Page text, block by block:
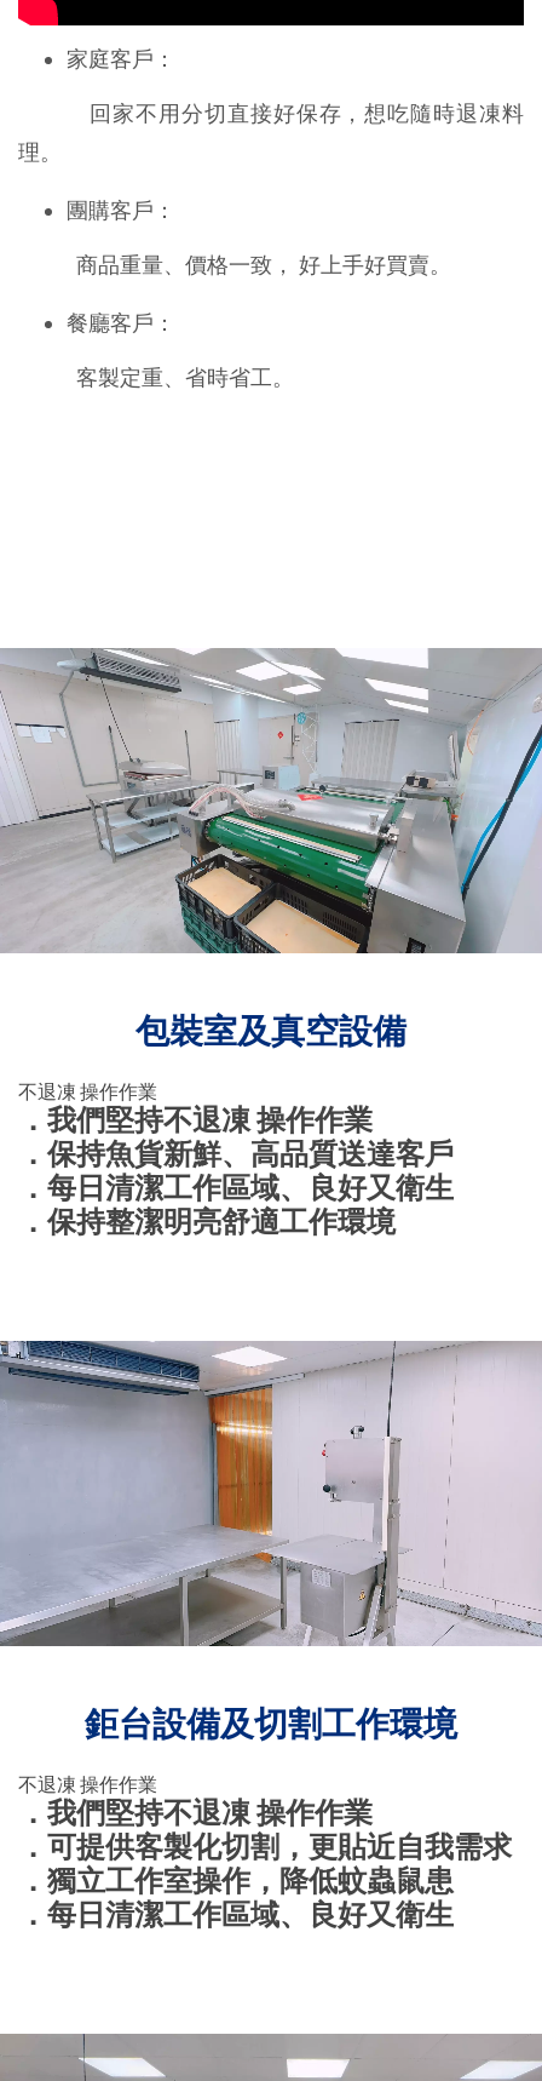
家庭客戶：
回家不用分切直接好保存，想吃隨時退凍料
理。
團購客戶：
商品重量、價格一致， 好上手好買賣。
餐廳客戶：
客製定重、省時省工。
包裝室及真空設備
不退凍 操作作業
．我們堅持不退凍 操作作業
．保持魚貨新鮮、高品質送達客戶
．每日清潔工作區域、良好又衛生
．保持整潔明亮舒適工作環境
鉅台設備及切割工作環境
不退凍 操作作業
．我們堅持不退凍 操作作業
．可提供客製化切割，更貼近自我需求
．獨立工作室操作，降低蚊蟲鼠患
．每日清潔工作區域、良好又衛生